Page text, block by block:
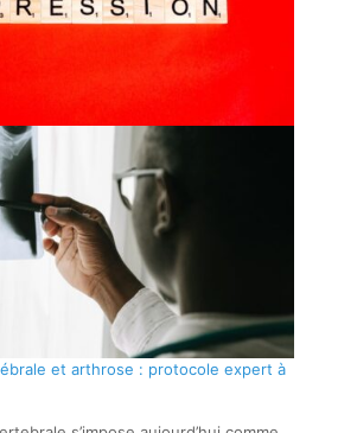
et arthrose : protocole expert à